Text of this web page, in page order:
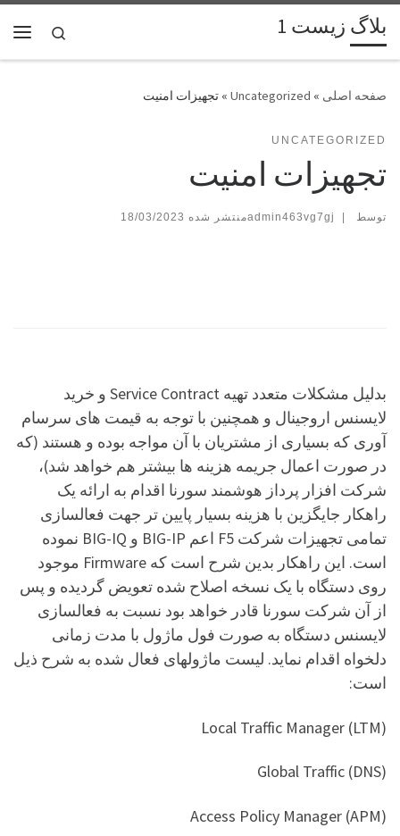
پرش به محتوا بلاگ زیست 1
Search
»
Uncategorized
» تجهیزات امنیت
UNCATEGORIZED
تجهیزات امنیت
توسط admin463vg7gj |
18/03/2023
بدلیل مشکلات متعدد تهیه Service Contract و خرید
لایسنس اروجینال و همچنین با توجه به قیمت های سرسام
آوری که بسیاری از مشتریان با آن مواجه بوده و هستند (که
در صورت اعمال جریمه هزینه ها بیشتر هم خواهد شد)،
شرکت افزار پرداز هوشمند سورنا اقدام به ارائه یک
راهکار جایگزین با هزینه بسیار پایین تر جهت فعالسازی
تمامی تجهیزات شرکت F5 اعم BIG-IP و BIG-IQ نموده
است. این راهکار بدین شرح است که Firmware موجود
روی دستگاه با یک نسخه اصلاح شده تعویض گردیده و پس
از آن شرکت سورنا قادر خواهد بود نسبت به فعالسازی
لایسنس دستگاه به صورت فول ماژول با مدت زمانی
دلخواه اقدام نماید. لیست ماژولهای فعال شده به شرح ذیل
است:
Local Traffic Manager (LTM)
Global Traffic (DNS)
Access Policy Manager (APM)